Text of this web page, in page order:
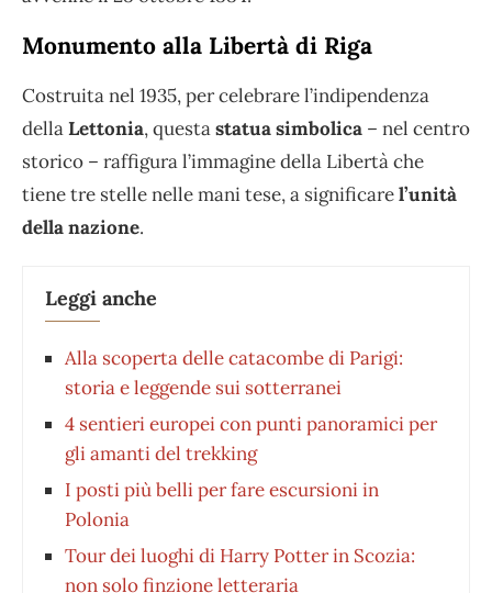
Monumento alla Libertà di Riga
Costruita nel 1935, per celebrare l’indipendenza
dellaLettonia, questastatua simbolica – nel centro
storico – raffigura l’immagine della Libertà che
tiene tre stelle nelle mani tese, a significarel’unità
della nazione.
Leggi anche
Alla scoperta delle catacombe di Parigi:
storia e leggende sui sotterranei
4 sentieri europei con punti panoramici per
gli amanti del trekking
I posti più belli per fare escursioni in
Polonia
Tour dei luoghi di Harry Potter in Scozia:
non solo finzione letteraria